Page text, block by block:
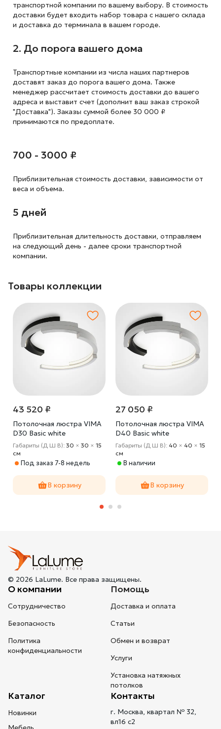
транспортной компании по вашему выбору. В стоимость
доставки будет входить набор товара с нашего склада
и доставка до терминала в вашем городе.
2. До порога вашего дома
Транспортные компании из числа наших партнеров
доставят заказ до порога вашего дома. Также
менеджер рассчитает стоимость доставки до вашего
адреса и выставит счет (дополнит ваш заказ строкой
"Доставка"). Заказы суммой более 30 000 ₽
принимаются по предоплате.
700 - 3000 ₽
Приблизительная стоимость доставки, зависимости от
веса и объема.
5 дней
Приблизительная длительность доставки, отправляем
на следующий день - далее сроки транспортной
компании.
Товары коллекции
43 520 ₽
Потолочная люстра VIMA
D30 Basic white
Габариты (Д Ш В): 30 × 30 × 15
cм
Под заказ 7-8 недель
В корзину
27 050 ₽
Потолочная люстра VIMA
D40 Basic white
Габариты (Д Ш В): 40 × 40 × 15
cм
В наличии
В корзину
© 2026 LaLume. Все права защищены.
О компании
Сотрудничество
Безопасность
Политика
конфиденциальности
Помощь
Доставка и оплата
Статьи
Обмен и возврат
Услуги
Установка натяжных
потолков
Каталог
Новинки
Контакты
г. Москва, квартал № 32,
вл16 с2